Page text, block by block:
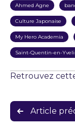
Ahmed Agne
Culture Japonaise
My Hero Academia
Saint-Quentin-en-
Retrouvez
de
Article